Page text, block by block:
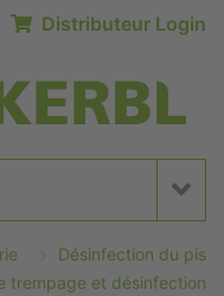
Distributeur Login
Désinfection du pis
trempage et désinfection